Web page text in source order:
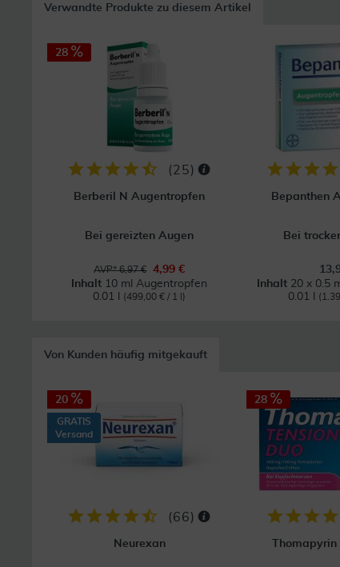
Verwandte Produkte zu diesem Artikel
28
(25)
Berberil N Augentropfen
Bei gereizten Augen
AVP* 6,97 €
4,99 €
Inhalt 10 ml Augentropfen
0.01 l
(499,00 € / 1 l)
Bepanthen
Bei
Inhalt 20 x 0.5
0.01 l
Von Kunden häufig mitgekauft
20
GRATIS
Versand
(66)
Neurexan
28